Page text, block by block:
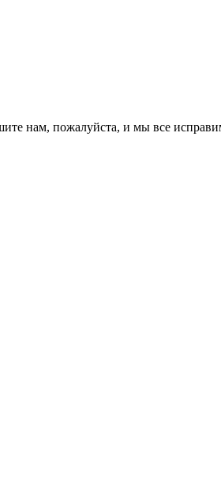
нам, пожалуйста, и мы все